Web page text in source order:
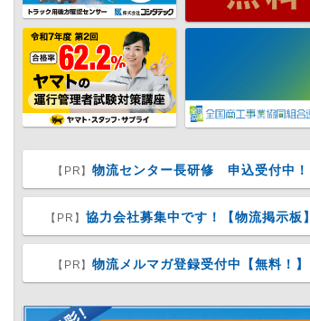
【PR】物流センター長研修 申込受付中！
【PR】 協力会社募集中です！【物流掲示板】
【PR】物流メルマガ登録受付中【無料！】